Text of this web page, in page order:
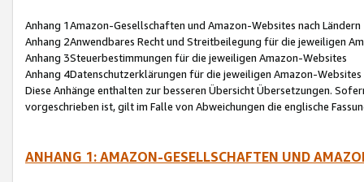
Anhang 1Amazon-Gesellschaften und Amazon-Websites nach Ländern
Anhang 2Anwendbares Recht und Streitbeilegung für die jeweiligen
Anhang 3Steuerbestimmungen für die jeweiligen Amazon-Websites
Anhang 4Datenschutzerklärungen für die jeweiligen Amazon-Websites
Diese Anhänge enthalten zur besseren Übersicht Übersetzungen.
vorgeschrieben ist, gilt im Falle von Abweichungen die englische
ANHANG 1: AMAZON-GESELLSCHAFTEN UND